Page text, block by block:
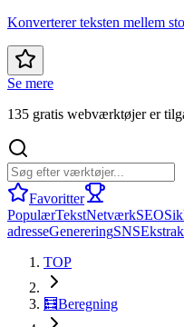
Konverterer teksten mellem
Se mere
135 gratis webværktøjer er
Favoritter
PopulærTekstNetværkSEO
adresseGenereringSNS
TOP
🧮Beregning